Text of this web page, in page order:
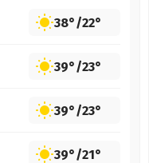
38°/22°
39°/23°
39°/23°
39°/21°